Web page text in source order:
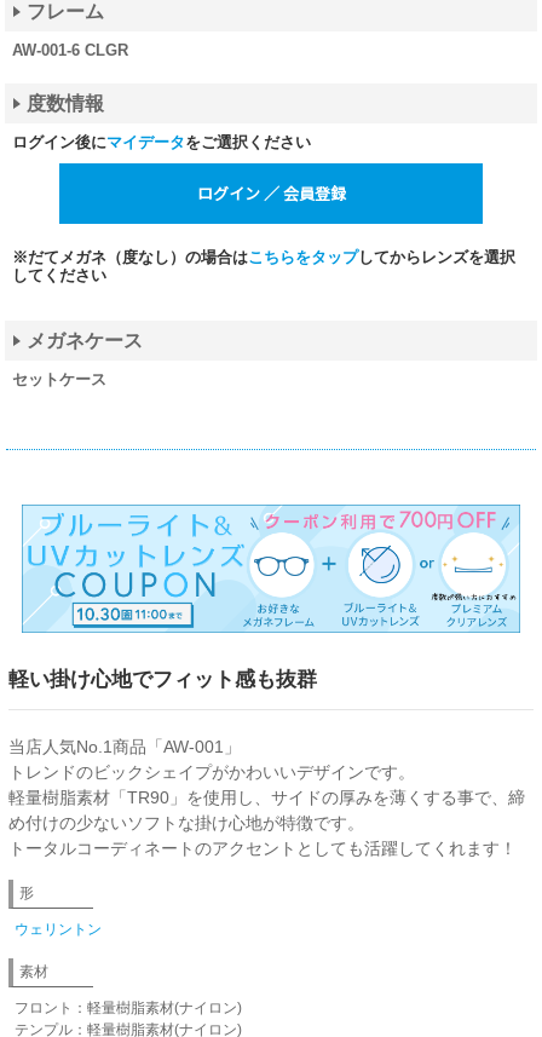
フレーム
AW-001-6 CLGR
度数情報
ログイン後にマイデータをご選択ください
※だてメガネ（度なし）の場合はこちらをタップしてからレンズを選択
してください
メガネケース
セットケース
軽い掛け心地でフィット感も抜群
当店人気No.1商品「AW-001」
トレンドのビックシェイプがかわいいデザインです。
軽量樹脂素材「TR90」を使用し、サイドの厚みを薄くする事で、締
め付けの少ないソフトな掛け心地が特徴です。
トータルコーディネートのアクセントとしても活躍してくれます！
形
ウェリントン
素材
フロント：軽量樹脂素材(ナイロン)
テンプル：軽量樹脂素材(ナイロン)